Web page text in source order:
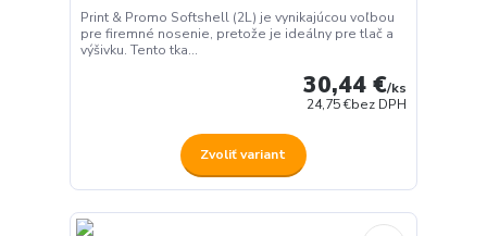
Print & Promo Softshell (2L) je vynikajúcou voľbou
pre firemné nosenie, pretože je ideálny pre tlač a
výšivku. Tento tka...
30,44 €/ks
24,75 €bez DPH
Zvoliť variant